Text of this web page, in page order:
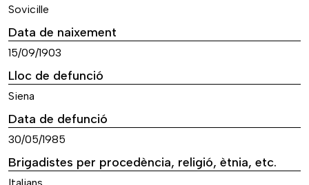
Sovicille
Data de naixement
15/09/1903
Lloc de defunció
Siena
Data de defunció
30/05/1985
Brigadistes per procedència, religió, ètnia, etc.